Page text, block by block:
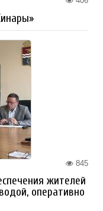
845
жителей
оперативно